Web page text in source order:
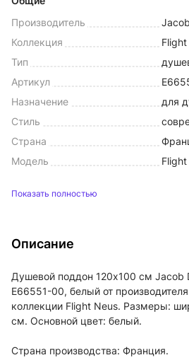
Производитель
Коллекция
Тип
Артикул
Назначение
для
Стиль
Страна
Модель
Показать полностью
Описание
Душевой поддон 120x100 см Jacob
E66551-00, белый от
коллекции Flight Neus. Размеры:
см. Основной цвет: белый.
Страна производства: Франция.